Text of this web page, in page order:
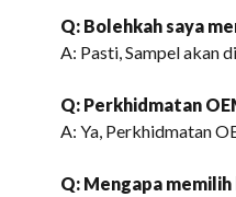
Q: Bolehkah saya
A: Pasti, Sampel akan
Q: Perkhidmatan
A: Ya, Perkhidmatan
Q: Mengapa memilih